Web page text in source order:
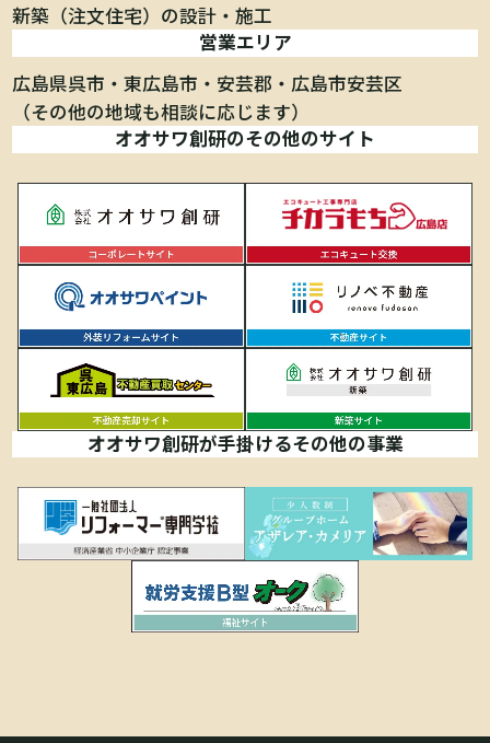
新築（注文住宅）の設計・施工
営業エリア
広島県呉市
東広島市 安芸郡
広島市安芸区
（その他の地域も相談に応じます）
オオサワ創研のその他のサイト
オオサワ創研が手掛けるその他の事業